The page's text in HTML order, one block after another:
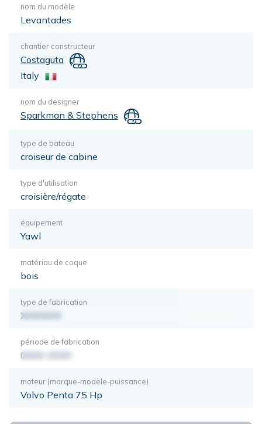
nom du modèle
Levantades
chantier constructeur
Costaguta
Italy
nom du designer
Sparkman & Stephens
type de bateau
croiseur de cabine
type d'utilisation
croisière/régate
équipement
Yawl
matériau de coque
bois
type de fabrication
XXXXXXX
période de fabrication
0000-0000
moteur (marque-modèle-puissance)
Volvo Penta 75 Hp